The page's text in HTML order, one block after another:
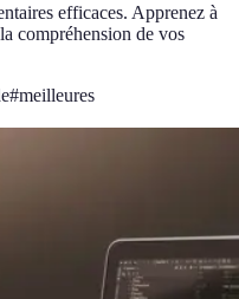
efficaces. Apprenez à
compréhension de vos
#meilleures